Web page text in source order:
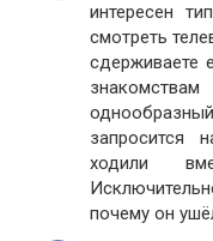
интересен
смотреть
сдерживаете
запросится
ходили
почему он